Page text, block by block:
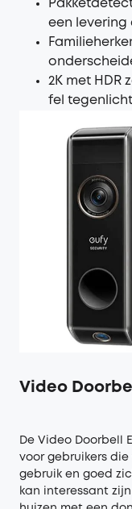
een levering
2K met HDR
fel
Video
De Video Doorbell
voor gebruikers
gebruik en goed
kan interessant